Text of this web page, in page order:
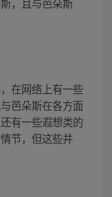
在网络上有一些
芭朵斯在各方面
有一些遐想类的
节，但这些并